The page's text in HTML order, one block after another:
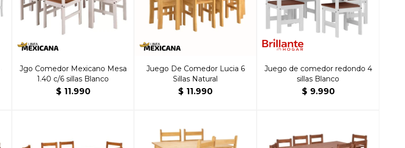
Jgo Comedor Mexicano Mesa
1.40 c/6 sillas Blanco
$ 11.990
Juego De Comedor Lucia 6
Sillas Natural
$ 11.990
Juego de comedor redondo 4
sillas Blanco
$ 9.990